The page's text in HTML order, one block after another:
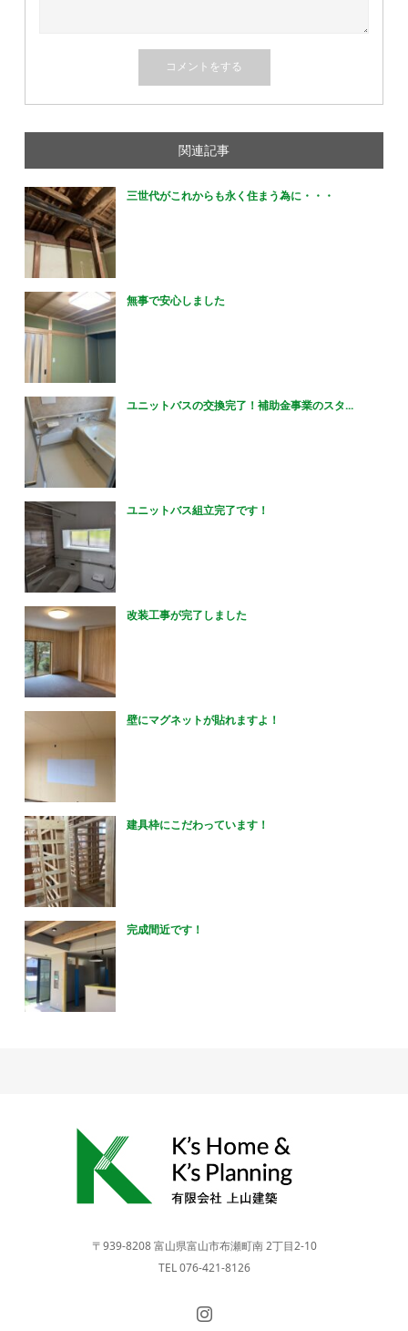
関連記事
三世代がこれからも永く住まう為に・・・
無事で安心しました
ユニットバスの交換完了！補助金事業のスタ...
ユニットバス組立完了です！
改装工事が完了しました
壁にマグネットが貼れますよ！
建具枠にこだわっています！
完成間近です！
〒939-8208 富山県富山市布瀬町南 2丁目2-10
TEL 076-421-8126